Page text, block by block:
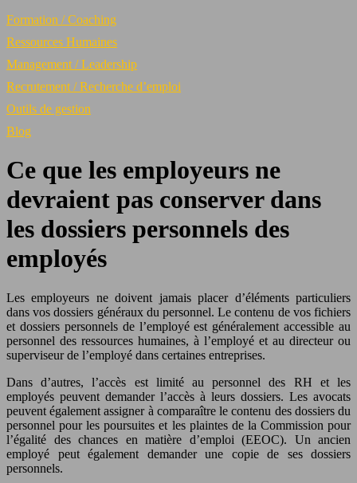
Formation / Coaching
Ressources Humaines
Management / Leadership
Recrutement / Recherche d’emploi
Outils de gestion
Blog
Ce que les employeurs ne
devraient pas conserver dans
les dossiers personnels des
employés
Les employeurs ne doivent jamais placer d’éléments particuliers
dans vos dossiers généraux du personnel. Le contenu de vos fichiers
et dossiers personnels de l’employé est généralement accessible au
personnel des ressources humaines, à l’employé et au directeur ou
superviseur de l’employé dans certaines entreprises.
Dans d’autres, l’accès est limité au personnel des RH et les
employés peuvent demander l’accès à leurs dossiers. Les avocats
peuvent également assigner à comparaître le contenu des dossiers du
personnel pour les poursuites et les plaintes de la Commission pour
l’égalité des chances en matière d’emploi (EEOC). Un ancien
employé peut également demander une copie de ses dossiers
personnels.